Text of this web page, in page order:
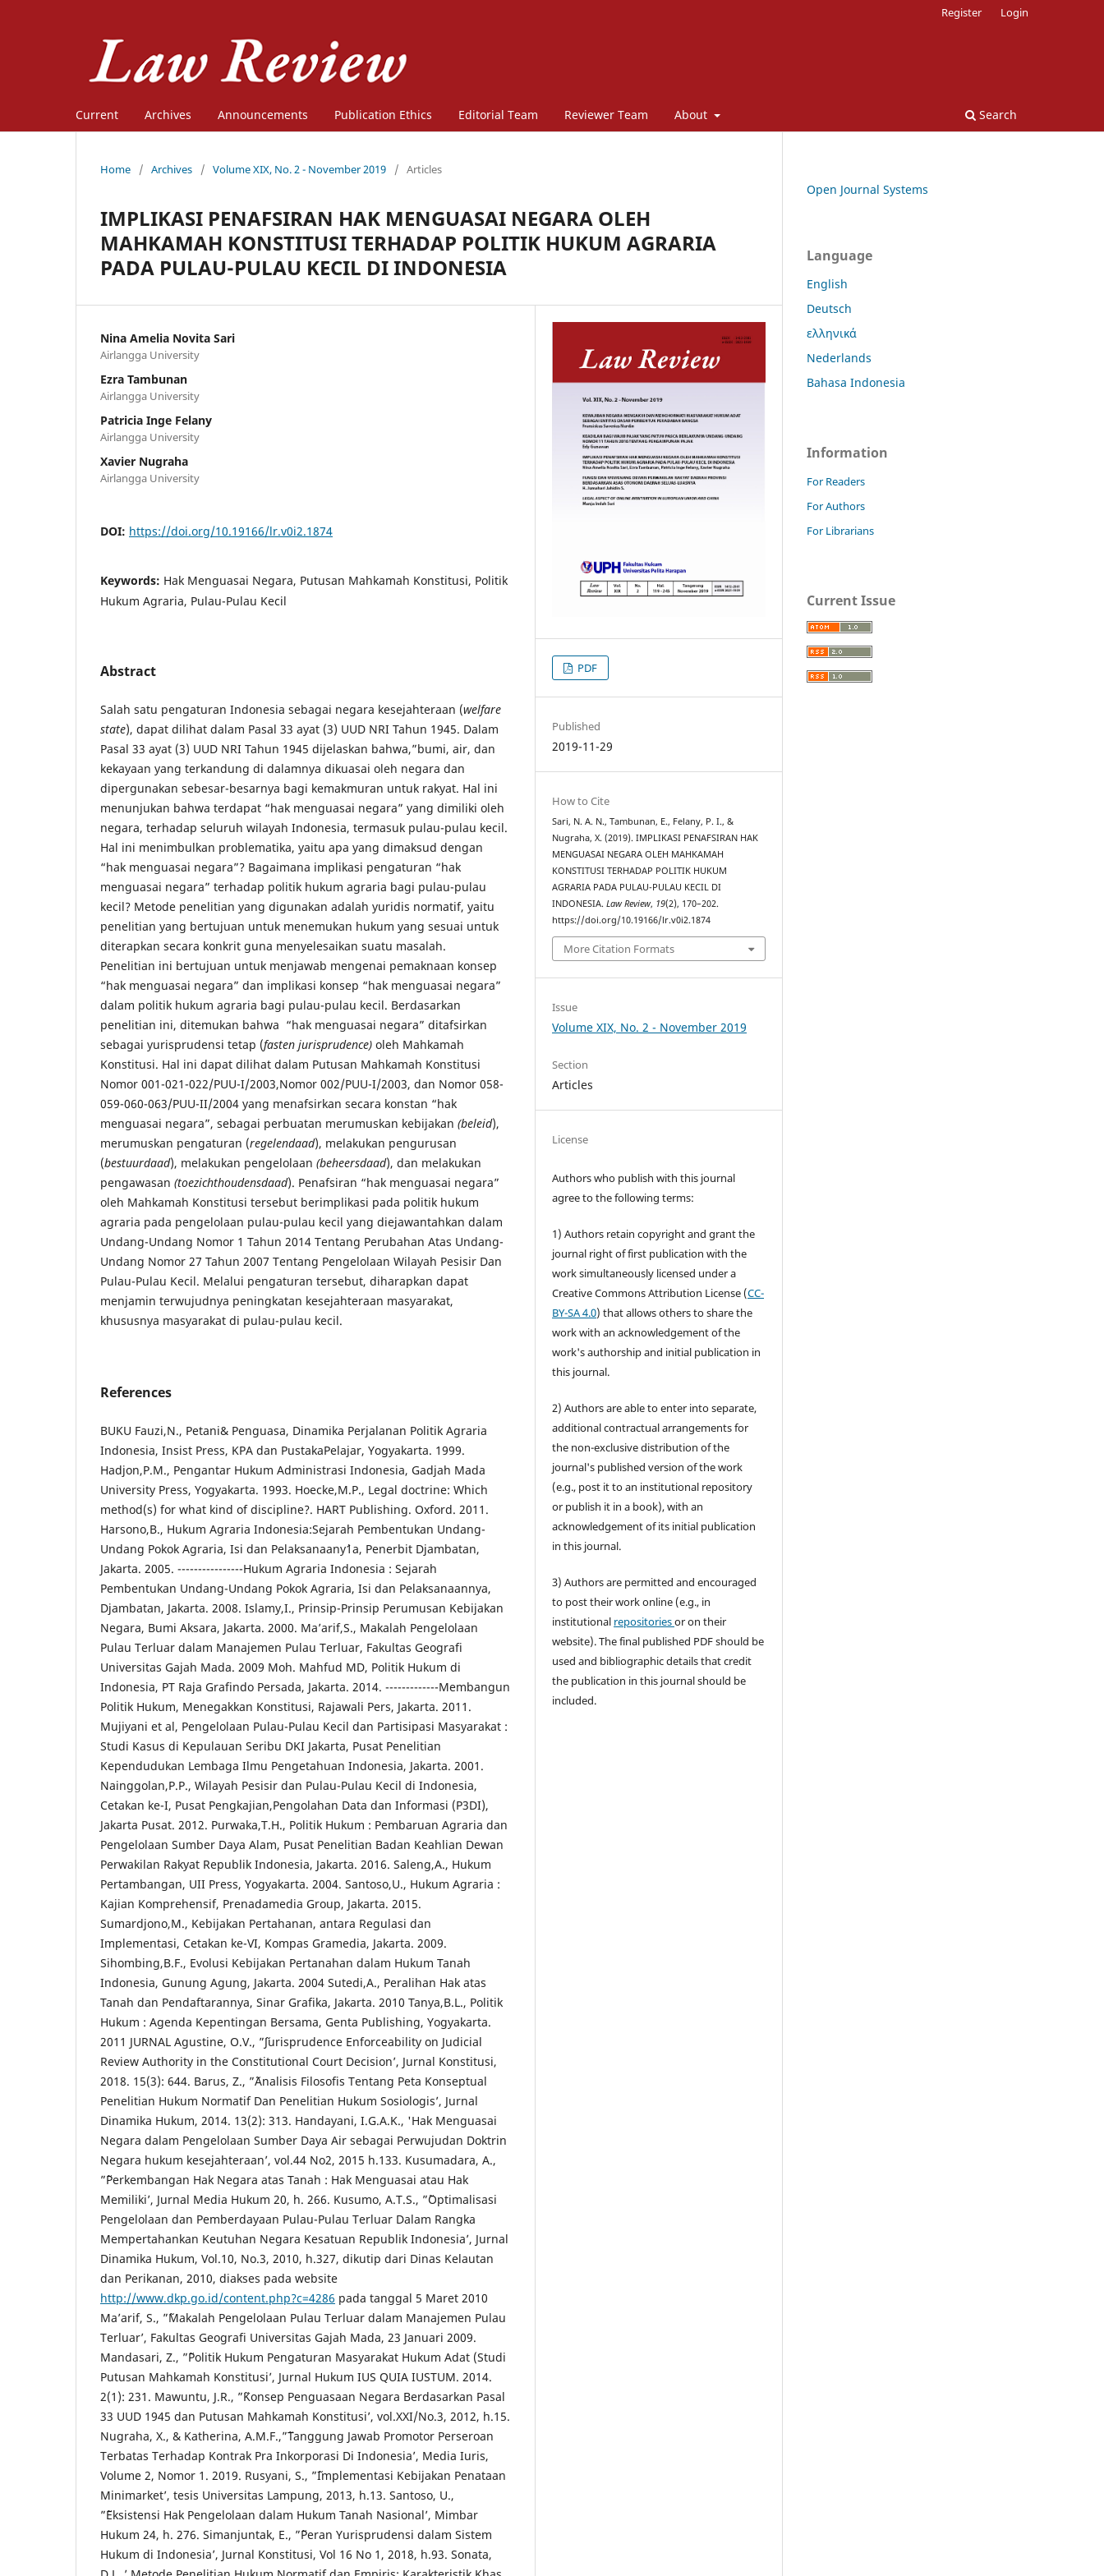
Current Archives Announcements Publication Ethics Editorial Team Reviewer Team About Search
Register Login
Home / Archives / Volume XIX, No. 2 - November 2019 / Articles
IMPLIKASI PENAFSIRAN HAK MENGUASAI NEGARA OLEH
MAHKAMAH KONSTITUSI TERHADAP POLITIK HUKUM AGRARIA
PADA PULAU-PULAU KECIL DI INDONESIA
Nina Amelia Novita Sari
Airlangga University
Ezra Tambunan
Airlangga University
Patricia Inge Felany
Airlangga University
Xavier Nugraha
Airlangga University
DOI: https://doi.org/10.19166/lr.v0i2.1874
Keywords: Hak Menguasai Negara, Putusan Mahkamah Konstitusi, Politik
Hukum Agraria, Pulau-Pulau Kecil
Abstract
Salah satu pengaturan Indonesia sebagai negara kesejahteraan (welfare
state), dapat dilihat dalam Pasal 33 ayat (3) UUD NRI Tahun 1945. Dalam
Pasal 33 ayat (3) UUD NRI Tahun 1945 dijelaskan bahwa,”bumi, air, dan
kekayaan yang terkandung di dalamnya dikuasai oleh negara dan
dipergunakan sebesar-besarnya bagi kemakmuran untuk rakyat. Hal ini
menunjukan bahwa terdapat “hak menguasai negara” yang dimiliki oleh
negara, terhadap seluruh wilayah Indonesia, termasuk pulau-pulau kecil.
Hal ini menimbulkan problematika, yaitu apa yang dimaksud dengan
“hak menguasai negara”? Bagaimana implikasi pengaturan “hak
menguasai negara” terhadap politik hukum agraria bagi pulau-pulau
kecil? Metode penelitian yang digunakan adalah yuridis normatif, yaitu
penelitian yang bertujuan untuk menemukan hukum yang sesuai untuk
diterapkan secara konkrit guna menyelesaikan suatu masalah.
Penelitian ini bertujuan untuk menjawab mengenai pemaknaan konsep
“hak menguasai negara” dan implikasi konsep “hak menguasai negara”
dalam politik hukum agraria bagi pulau-pulau kecil. Berdasarkan
penelitian ini, ditemukan bahwa “hak menguasai negara” ditafsirkan
sebagai yurisprudensi tetap (fasten jurisprudence) oleh Mahkamah
Konstitusi. Hal ini dapat dilihat dalam Putusan Mahkamah Konstitusi
Nomor 001-021-022/PUU-I/2003,Nomor 002/PUU-I/2003, dan Nomor 058-
059-060-063/PUU-II/2004 yang menafsirkan secara konstan “hak
menguasai negara”, sebagai perbuatan merumuskan kebijakan (beleid),
merumuskan pengaturan (regelendaad), melakukan pengurusan
(bestuurdaad), melakukan pengelolaan (beheersdaad), dan melakukan
pengawasan (toezichthoudensdaad). Penafsiran “hak menguasai negara”
oleh Mahkamah Konstitusi tersebut berimplikasi pada politik hukum
agraria pada pengelolaan pulau-pulau kecil yang diejawantahkan dalam
Undang-Undang Nomor 1 Tahun 2014 Tentang Perubahan Atas Undang-
Undang Nomor 27 Tahun 2007 Tentang Pengelolaan Wilayah Pesisir Dan
Pulau-Pulau Kecil. Melalui pengaturan tersebut, diharapkan dapat
menjamin terwujudnya peningkatan kesejahteraan masyarakat,
khususnya masyarakat di pulau-pulau kecil.
References
BUKU Fauzi,N., Petani& Penguasa, Dinamika Perjalanan Politik Agraria
Indonesia, Insist Press, KPA dan PustakaPelajar, Yogyakarta. 1999.
Hadjon,P.M., Pengantar Hukum Administrasi Indonesia, Gadjah Mada
University Press, Yogyakarta. 1993. Hoecke,M.P., Legal doctrine: Which
method(s) for what kind of discipline?. HART Publishing. Oxford. 2011.
Harsono,B., Hukum Agraria Indonesia:Sejarah Pembentukan Undang-
Undang Pokok Agraria, Isi dan Pelaksanaany`1a, Penerbit Djambatan,
Jakarta. 2005. ----------------Hukum Agraria Indonesia : Sejarah
Pembentukan Undang-Undang Pokok Agraria, Isi dan Pelaksanaannya,
Djambatan, Jakarta. 2008. Islamy,I., Prinsip-Prinsip Perumusan Kebijakan
Negara, Bumi Aksara, Jakarta. 2000. Ma’arif,S., Makalah Pengelolaan
Pulau Terluar dalam Manajemen Pulau Terluar, Fakultas Geografi
Universitas Gajah Mada. 2009 Moh. Mahfud MD, Politik Hukum di
Indonesia, PT Raja Grafindo Persada, Jakarta. 2014. -------------Membangun
Politik Hukum, Menegakkan Konstitusi, Rajawali Pers, Jakarta. 2011.
Mujiyani et al, Pengelolaan Pulau-Pulau Kecil dan Partisipasi Masyarakat :
Studi Kasus di Kepulauan Seribu DKI Jakarta, Pusat Penelitian
Kependudukan Lembaga Ilmu Pengetahuan Indonesia, Jakarta. 2001.
Nainggolan,P.P., Wilayah Pesisir dan Pulau-Pulau Kecil di Indonesia,
Cetakan ke-I, Pusat Pengkajian,Pengolahan Data dan Informasi (P3DI),
Jakarta Pusat. 2012. Purwaka,T.H., Politik Hukum : Pembaruan Agraria dan
Pengelolaan Sumber Daya Alam, Pusat Penelitian Badan Keahlian Dewan
Perwakilan Rakyat Republik Indonesia, Jakarta. 2016. Saleng,A., Hukum
Pertambangan, UII Press, Yogyakarta. 2004. Santoso,U., Hukum Agraria :
Kajian Komprehensif, Prenadamedia Group, Jakarta. 2015.
Sumardjono,M., Kebijakan Pertahanan, antara Regulasi dan
Implementasi, Cetakan ke-VI, Kompas Gramedia, Jakarta. 2009.
Sihombing,B.F., Evolusi Kebijakan Pertanahan dalam Hukum Tanah
Indonesia, Gunung Agung, Jakarta. 2004 Sutedi,A., Peralihan Hak atas
Tanah dan Pendaftarannya, Sinar Grafika, Jakarta. 2010 Tanya,B.L., Politik
Hukum : Agenda Kepentingan Bersama, Genta Publishing, Yogyakarta.
2011 JURNAL Agustine, O.V., ”˜Jurisprudence Enforceability on Judicial
Review Authority in the Constitutional Court Decision’, Jurnal Konstitusi,
2018. 15(3): 644. Barus, Z., ”˜Analisis Filosofis Tentang Peta Konseptual
Penelitian Hukum Normatif Dan Penelitian Hukum Sosiologis’, Jurnal
Dinamika Hukum, 2014. 13(2): 313. Handayani, I.G.A.K., 'Hak Menguasai
Negara dalam Pengelolaan Sumber Daya Air sebagai Perwujudan Doktrin
Negara hukum kesejahteraan’, vol.44 No2, 2015 h.133. Kusumadara, A.,
”˜Perkembangan Hak Negara atas Tanah : Hak Menguasai atau Hak
Memiliki’, Jurnal Media Hukum 20, h. 266. Kusumo, A.T.S., ”˜Optimalisasi
Pengelolaan dan Pemberdayaan Pulau-Pulau Terluar Dalam Rangka
Mempertahankan Keutuhan Negara Kesatuan Republik Indonesia’, Jurnal
Dinamika Hukum, Vol.10, No.3, 2010, h.327, dikutip dari Dinas Kelautan
dan Perikanan, 2010, diakses pada website
http://www.dkp.go.id/content.php?c=4286 pada tanggal 5 Maret 2010
Ma’arif, S., ”˜Makalah Pengelolaan Pulau Terluar dalam Manajemen Pulau
Terluar’, Fakultas Geografi Universitas Gajah Mada, 23 Januari 2009.
Mandasari, Z., ”˜Politik Hukum Pengaturan Masyarakat Hukum Adat (Studi
Putusan Mahkamah Konstitusi’, Jurnal Hukum IUS QUIA IUSTUM. 2014.
2(1): 231. Mawuntu, J.R., ”˜Konsep Penguasaan Negara Berdasarkan Pasal
33 UUD 1945 dan Putusan Mahkamah Konstitusi’, vol.XXI/No.3, 2012, h.15.
Nugraha, X., & Katherina, A.M.F.,”˜Tanggung Jawab Promotor Perseroan
Terbatas Terhadap Kontrak Pra Inkorporasi Di Indonesia’, Media Iuris,
Volume 2, Nomor 1. 2019. Rusyani, S., ”˜Implementasi Kebijakan Penataan
Minimarket’, tesis Universitas Lampung, 2013, h.13. Santoso, U.,
”˜Eksistensi Hak Pengelolaan dalam Hukum Tanah Nasional’, Mimbar
Hukum 24, h. 276. Simanjuntak, E., ”˜Peran Yurisprudensi dalam Sistem
Hukum di Indonesia’, Jurnal Konstitusi, Vol 16 No 1, 2018, h.93. Sonata,
PDF
Published
2019-11-29
How to Cite
Sari, N. A. N., Tambunan, E., Felany, P. I., &
Nugraha, X. (2019). IMPLIKASI PENAFSIRAN HAK
MENGUASAI NEGARA OLEH MAHKAMAH
KONSTITUSI TERHADAP POLITIK HUKUM
AGRARIA PADA PULAU-PULAU KECIL DI
INDONESIA.Law Review, 19(2), 170–202.
https://doi.org/10.19166/lr.v0i2.1874
More Citation Formats
Issue
Volume XIX, No. 2 - November 2019
Section
Articles
License
Authors who publish with this journal
agree to the following terms:
1) Authors retain copyright and grant the
journal right of first publication with the
work simultaneously licensed under a
Creative Commons Attribution License (CC-
BY-SA 4.0) that allows others to share the
work with an acknowledgement of the
work's authorship and initial publication in
this journal.
2) Authors are able to enter into separate,
additional contractual arrangements for
the non-exclusive distribution of the
journal's published version of the work
(e.g., post it to an institutional repository
or publish it in a book), with an
acknowledgement of its initial publication
in this journal.
3) Authors are permitted and encouraged
to post their work online (e.g., in
institutional repositoriesor on their
website). The final published PDF should be
used and bibliographic details that credit
the publication in this journal should be
included.
Open Journal Systems
Language
English
Deutsch
ελληνικά
Nederlands
Bahasa Indonesia
Information
For Readers
For Authors
For Librarians
Current Issue